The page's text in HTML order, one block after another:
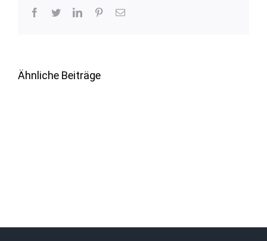
Facebook
TwitterLinkedInPinterest
E-
Ähnliche Beiträge